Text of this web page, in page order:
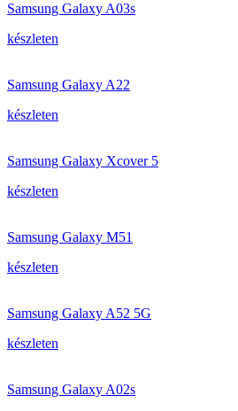
Samsung Galaxy A03s
készleten
Samsung Galaxy A22
készleten
Samsung Galaxy Xcover 5
készleten
Samsung Galaxy M51
készleten
Samsung Galaxy A52 5G
készleten
Samsung Galaxy A02s